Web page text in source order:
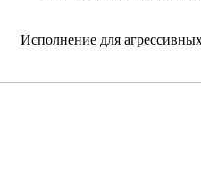
Исполнение для